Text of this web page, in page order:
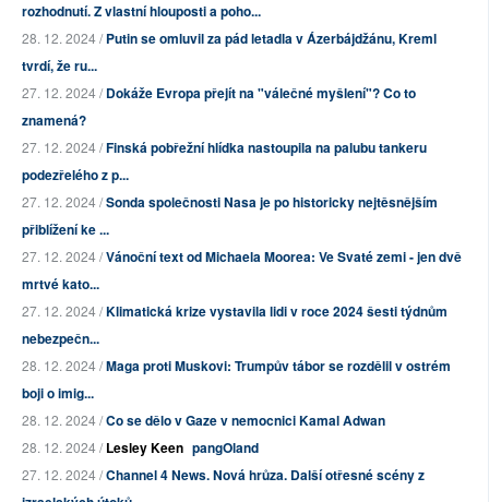
rozhodnutí. Z vlastní hlouposti a poho...
28. 12. 2024 /Putin se omluvil za pád letadla v Ázerbájdžánu, Kreml
tvrdí, že ru...
27. 12. 2024 /Dokáže Evropa přejít na "válečné myšlení"? Co to
znamená?
27. 12. 2024 /Finská pobřežní hlídka nastoupila na palubu tankeru
podezřelého z p...
27. 12. 2024 /Sonda společnosti Nasa je po historicky nejtěsnějším
přiblížení ke ...
27. 12. 2024 /Vánoční text od Michaela Moorea: Ve Svaté zemi - jen dvě
mrtvé kato...
27. 12. 2024 /Klimatická krize vystavila lidi v roce 2024 šesti týdnům
nebezpečn...
28. 12. 2024 /Maga proti Muskovi: Trumpův tábor se rozdělil v ostrém
boji o imig...
28. 12. 2024 /Co se dělo v Gaze v nemocnici Kamal Adwan
28. 12. 2024 /Lesley Keen pangOland
27. 12. 2024 /Channel 4 News. Nová hrůza. Další otřesné scény z